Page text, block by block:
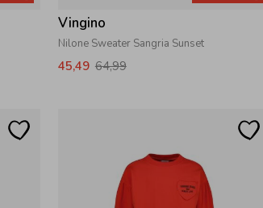
Vingino
Nilone Sweater Sangria Sunset
45,49 64,99